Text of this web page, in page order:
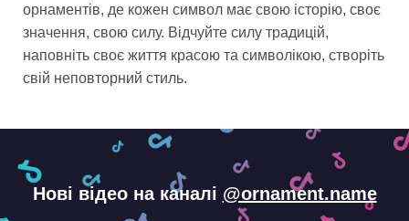
орнаментів, де кожен символ має свою історію, своє
значення, свою силу. Відчуйте силу традицій,
наповніть своє життя красою та символікою, створіть
свій неповторний стиль.
Нові відео на каналі @ornament.name